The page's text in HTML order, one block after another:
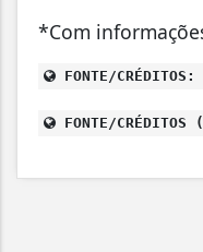
*Com
FONTE/CRÉDITOS:
FONTE/CRÉDITOS